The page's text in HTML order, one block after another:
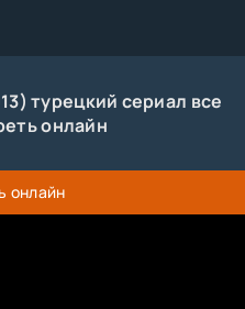
турецкий сериал все
онлайн
онлайн